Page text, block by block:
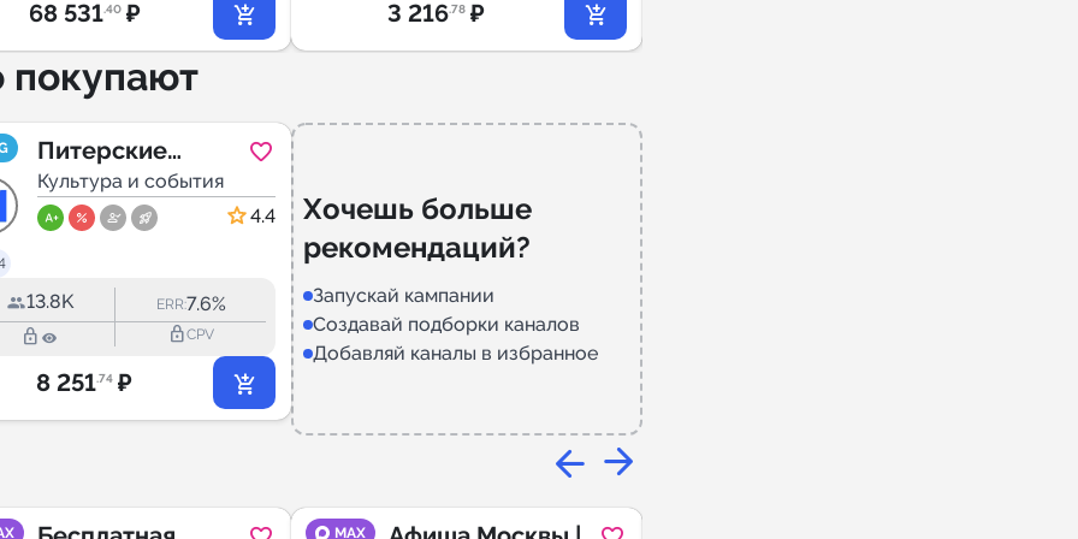
68 531.40 ₽ 3 216.78 ₽
покупают
Питерские
Гуляки | Афиша
Санкт
Культура и события
4.4
13.8K ERR:7.6%
lock_outline lock_outlineCPV
8 251.74 ₽
Хочешь больше
рекомендаций?
Запускай кампании
Создавай подборки каналов
Добавляй каналы в избранное
MAX